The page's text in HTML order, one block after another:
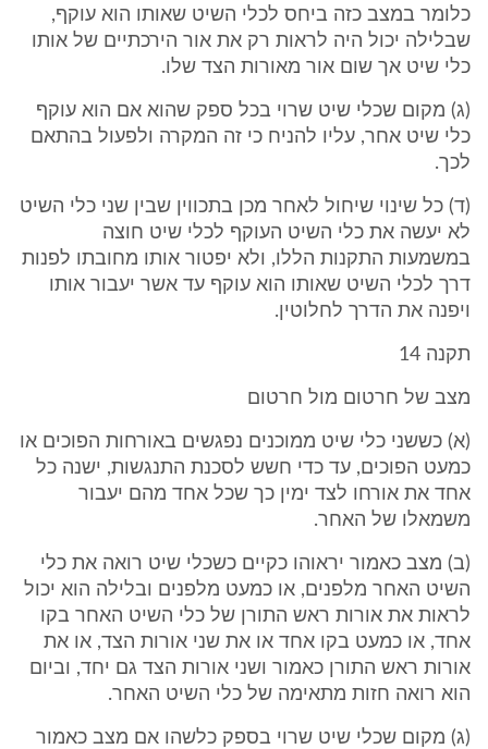
כלומר במצב כזה ביחס לכלי השיט שאותו הוא עוקף,
שבלילה יכול היה לראות רק את אור הירכתיים של אותו
כלי שיט אך שום אור מאורות הצד שלו.
(ג) מקום שכלי שיט שרוי בכל ספק שהוא אם הוא עוקף
כלי שיט אחר, עליו להניח כי זה המקרה ולפעול בהתאם
לכך.
(ד) כל שינוי שיחול לאחר מכן בתכווין שבין שני כלי השיט
לא יעשה את כלי השיט העוקף לכלי שיט חוצה
במשמעות התקנות הללו, ולא יפטור אותו מחובתו לפנות
דרך לכלי השיט שאותו הוא עוקף עד אשר יעבור אותו
ויפנה את הדרך לחלוטין.
תקנה 14
מצב של חרטום מול חרטום
(א) כששני כלי שיט ממוכנים נפגשים באורחות הפוכים או
כמעט הפוכים, עד כדי חשש לסכנת התנגשות, ישנה כל
אחד את אורחו לצד ימין כך שכל אחד מהם יעבור
משמאלו של האחר.
(ב) מצב כאמור יראוהו כקיים כשכלי שיט רואה את כלי
השיט האחר מלפנים, או כמעט מלפנים ובלילה הוא יכול
לראות את אורות ראש התורן של כלי השיט האחר בקו
אחד, או כמעט בקו אחד או את שני אורות הצד, או את
אורות ראש התורן כאמור ושני אורות הצד גם יחד, וביום
הוא רואה חזות מתאימה של כלי השיט האחר.
(ג) מקום שכלי שיט שרוי בספק כלשהו אם מצב כאמור